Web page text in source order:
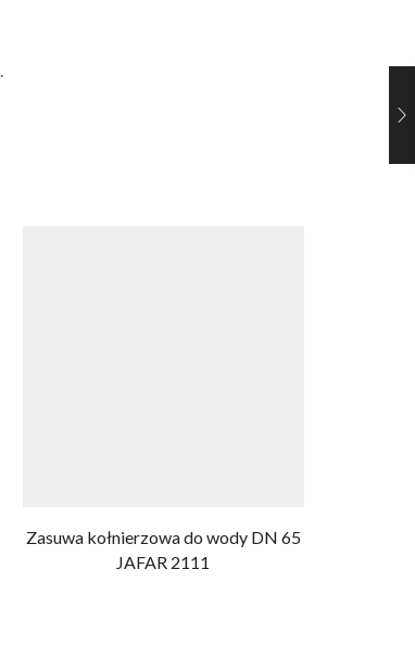
Zasuwa kołnierzowa do wody DN 65
JAFAR 2111